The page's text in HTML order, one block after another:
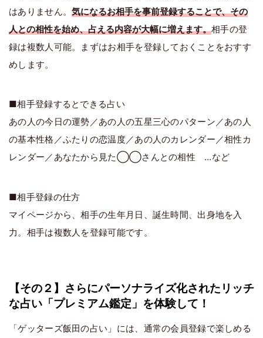
はありません。気になるお相手を事前登録することで、その
人との相性を始め、占える内容が大幅に増えます。相手の登
録は複数人可能。まずはお相手を登録しておくことをおすす
めします。
■相手登録するとできる占い
あの人の今日の運勢／あの人の五星三心のパターン／あの人
の基本性格／ふたりの恋温度／あの人のカレンダー／相性カ
レンダー／あなたから見た◯◯さんとの相性 …など
■相手登録の仕方
マイページから、相手の生年月日、誕生時間、出身地を入
力。相手は複数人を登録可能です。
【その２】さらにパーソナライズ化されたリッチ
な占い「プレミアム鑑定」を体験して！
「ゲッターズ飯田の占い」には、通常の会員登録で楽しめる